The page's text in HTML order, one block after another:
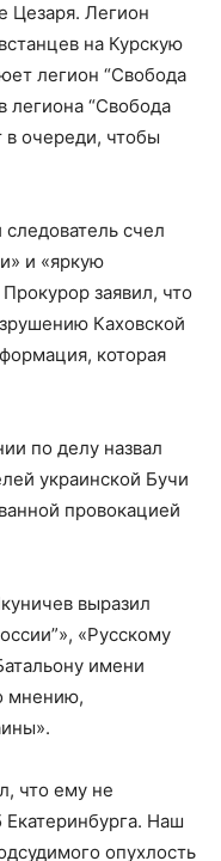
Цезаря. Легион
на Курскую
легион “Свобода
легиона “Свобода
в очереди, чтобы
счел
и «яркую
заявил, что
Каховской
которая
по делу назвал
украинской Бучи
провокацией
выразил
«Русскому
имени
мнению,
что ему не
Наш
опухлость